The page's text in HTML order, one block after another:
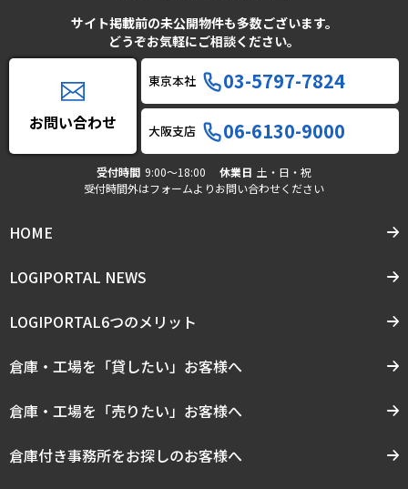
サイト掲載前の未公開物件も多数ございます。
どうぞお気軽にご相談ください。
お問い合わせ
東京本社 03-5797-7824
大阪支店 06-6130-9000
受付時間 9:00〜18:00 休業日 土・日・祝
受付時間外はフォームよりお問い合わせください
HOME
LOGIPORTAL NEWS
LOGIPORTAL6つのメリット
倉庫・工場を「貸したい」お客様へ
倉庫・工場を「売りたい」お客様へ
倉庫付き事務所をお探しのお客様へ